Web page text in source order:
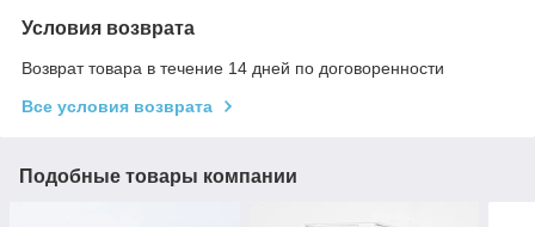
Условия возврата
Возврат товара в течение 14 дней по договоренности
Все условия возврата
Подобные товары компании